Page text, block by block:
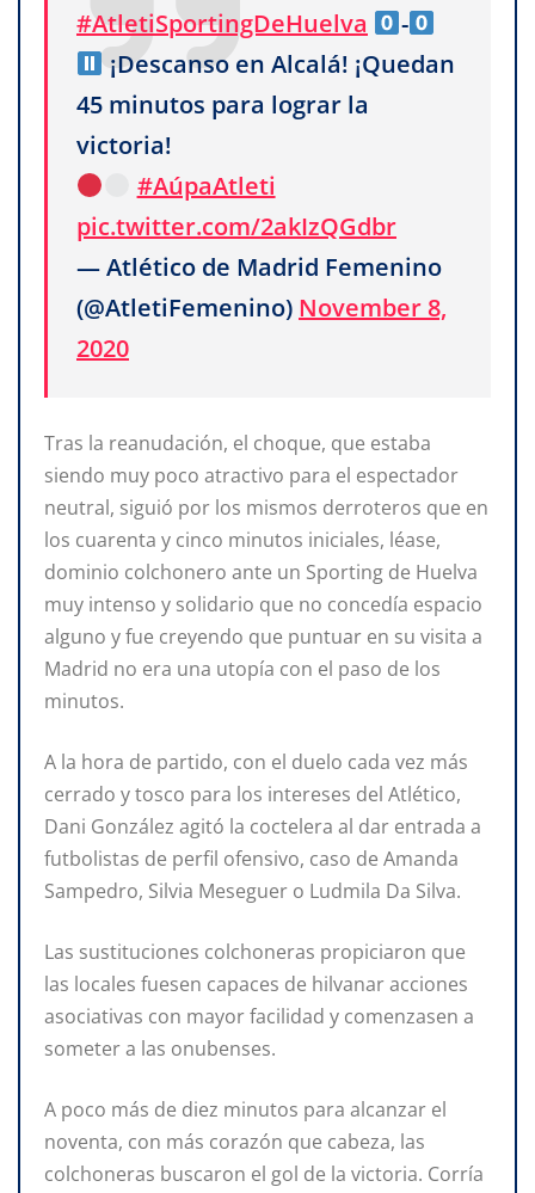
#AtletiSportingDeHuelva
-
¡Descanso en Alcalá! ¡Quedan
45 minutos para lograr la
victoria!
#AúpaAtleti
pic.twitter.com/2akIzQGdbr
— Atlético de Madrid Femenino
(@AtletiFemenino) November 8,
2020
Tras la reanudación, el choque, que estaba
siendo muy poco atractivo para el espectador
neutral, siguió por los mismos derroteros que en
los cuarenta y cinco minutos iniciales, léase,
dominio colchonero ante un Sporting de Huelva
muy intenso y solidario que no concedía espacio
alguno y fue creyendo que puntuar en su visita a
Madrid no era una utopía con el paso de los
minutos.
A la hora de partido, con el duelo cada vez más
cerrado y tosco para los intereses del Atlético,
Dani González agitó la coctelera al dar entrada a
futbolistas de perfil ofensivo, caso de Amanda
Sampedro, Silvia Meseguer o Ludmila Da Silva.
Las sustituciones colchoneras propiciaron que
las locales fuesen capaces de hilvanar acciones
asociativas con mayor facilidad y comenzasen a
someter a las onubenses.
A poco más de diez minutos para alcanzar el
noventa, con más corazón que cabeza, las
colchoneras buscaron el gol de la victoria. Corría